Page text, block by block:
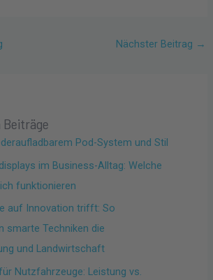
Nächster Beitrag →
Beiträge
Pod-System und Stil
im Business-Alltag: Welche
funktionieren
auf Innovation trifft: So
smarte Techniken die
und Landwirtschaft
Nutzfahrzeuge: Leistung vs.